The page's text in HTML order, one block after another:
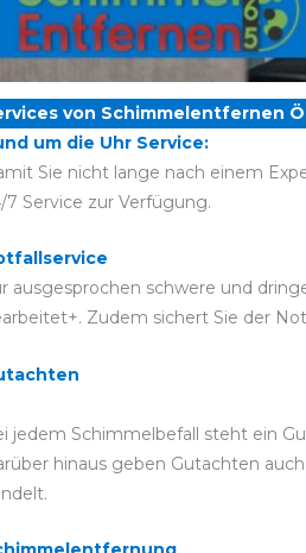
von Schimmelentfernen
um die Uhr Service:
Sie nicht lange nach einem
7 Service zur Verfügung.
ausgesprochen schwere und
Zudem sichert Sie der
jedem Schimmelbefall steht ein
hinaus geben Gutachten